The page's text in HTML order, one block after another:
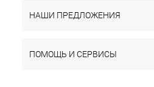
НАШИ ПРЕДЛОЖЕНИЯ
ПОМОЩЬ И СЕРВИСЫ